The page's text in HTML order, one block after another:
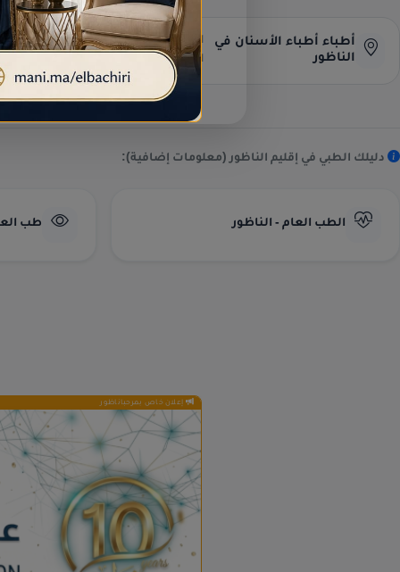
أطباء أطباء الأسنان في
الناظور
البحث عن العناوين وأرقام الهواتف
المباشرة.
دليلك الطبي في إقليم الناظور (معلومات إضافية):
الطب العام - الناظور طب
إعلان خاص بمرحباناظور